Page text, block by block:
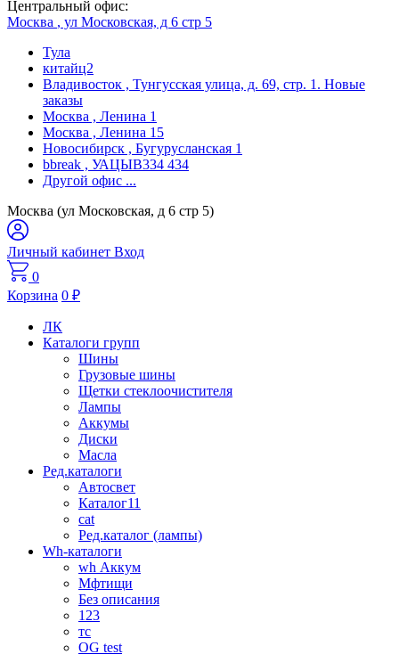
Центральный офис:
Москва , ул Московская, д 6 стр 5
Тула
китайц2
Владивосток , Тунгусская улица, д. 69, стр. 1. Новые
заказы
Москва , Ленина 1
Москва , Ленина 15
Новосибирск , Бугурусланская 1
bbreak , УАЦЫВ334 434
Другой офис ...
Москва (ул Московская, д 6 стр 5)
Личный кабинет Вход
0
Корзина 0 ₽
ЛК
Каталоги групп
Шины
Грузовые шины
Щетки стеклоочистителя
Лампы
Аккумы
Диски
Масла
Ред.каталоги
Автосвет
Каталог11
cat
Ред.каталог (лампы)
Wh-каталоги
wh Аккум
Мфтищи
Без описания
123
тс
OG test